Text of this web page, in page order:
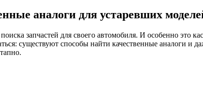
аналоги для устаревших
запчастей для своего автомобиля. И особенно это
существуют способы найти качественные аналоги и